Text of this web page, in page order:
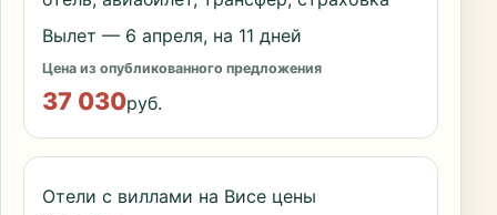
Вылет — 6 апреля, на 11 дней
Цена из опубликованного предложения
37 030руб.
Отели с виллами на Висе цены